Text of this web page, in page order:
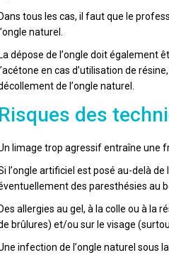
Dans tous les cas, il faut que le
l’ongle naturel.
La dépose de l’ongle doit également
l’acétone en cas d’utilisation de
de l’ongle naturel.
Risques des
limage trop agressif entraîne une
l’ongle artificiel est posé au-delà
des paresthésies au
Des allergies au gel, à la colle ou à la
brûlures) et/ou sur le visage
infection de l’ongle naturel sous